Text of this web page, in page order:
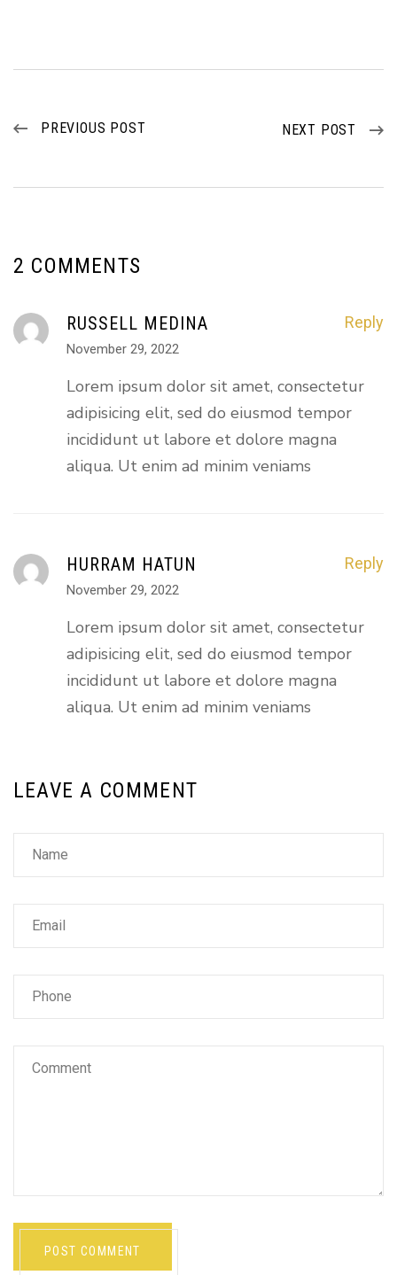
PREVIOUS POST NEXT POST
2 COMMENTS
RUSSELL MEDINA
November 29, 2022
Reply
Lorem ipsum dolor sit amet, consectetur
adipisicing elit, sed do eiusmod tempor
incididunt ut labore et dolore magna
aliqua. Ut enim ad minim veniams
HURRAM HATUN
November 29, 2022
Reply
Lorem ipsum dolor sit amet, consectetur
adipisicing elit, sed do eiusmod tempor
incididunt ut labore et dolore magna
aliqua. Ut enim ad minim veniams
LEAVE A COMMENT
POST COMMENT